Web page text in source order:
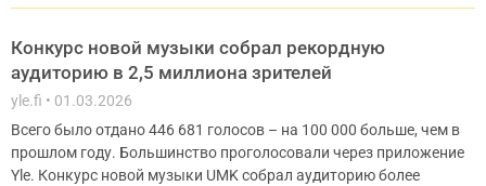
Конкурс новой музыки собрал рекордную
аудиторию в 2,5 миллиона зрителей
yle.fi
01.03.2026
Всего было отдано 446 681 голосов – на 100 000 больше, чем в
прошлом году. Большинство проголосовали через приложение
Yle. Конкурс новой музыки UMK собрал аудиторию более